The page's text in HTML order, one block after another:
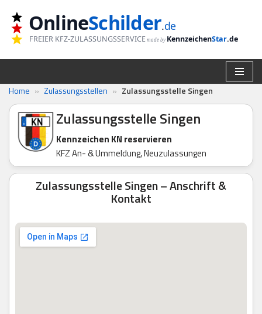
Zum
Inhalt
springen
OnlineSchilder.de
FREIER KFZ-ZULASSUNGSSERVICE made by KennzeichenStar.de
Home » Zulassungsstellen » Zulassungsstelle Singen
Zulassungsstelle Singen
Kennzeichen KN reservieren
KFZ An- & Ummeldung, Neuzulassungen
Zulassungsstelle Singen – Anschrift &
Kontakt